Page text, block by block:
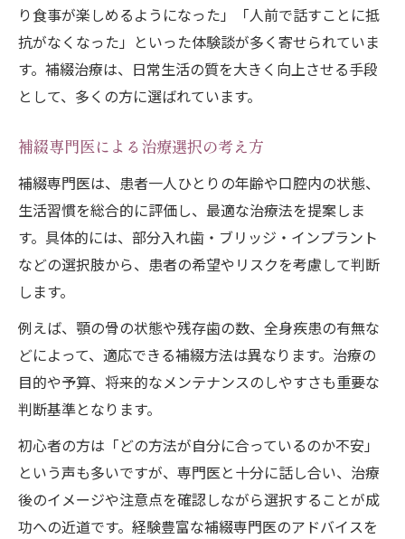
り食事が楽しめるようになった」「人前で話すことに抵
抗がなくなった」といった体験談が多く寄せられていま
す。補綴治療は、日常生活の質を大きく向上させる手段
として、多くの方に選ばれています。
補綴専門医による治療選択の考え方
補綴専門医は、患者一人ひとりの年齢や口腔内の状態、
生活習慣を総合的に評価し、最適な治療法を提案しま
す。具体的には、部分入れ歯・ブリッジ・インプラント
などの選択肢から、患者の希望やリスクを考慮して判断
します。
例えば、顎の骨の状態や残存歯の数、全身疾患の有無な
どによって、適応できる補綴方法は異なります。治療の
目的や予算、将来的なメンテナンスのしやすさも重要な
判断基準となります。
初心者の方は「どの方法が自分に合っているのか不安」
という声も多いですが、専門医と十分に話し合い、治療
後のイメージや注意点を確認しながら選択することが成
功への近道です。経験豊富な補綴専門医のアドバイスを